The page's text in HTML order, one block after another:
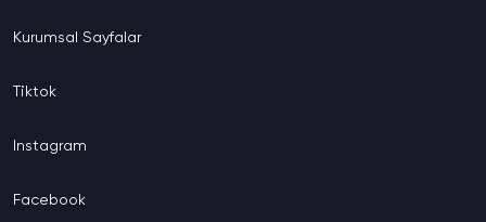
Kurumsal Sayfalar
Tiktok
Instagram
Facebook